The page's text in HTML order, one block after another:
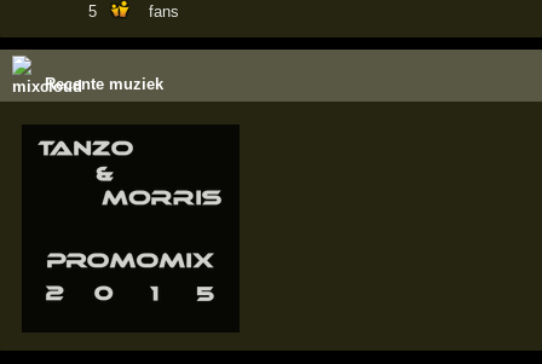
5
fans
Recente muziek